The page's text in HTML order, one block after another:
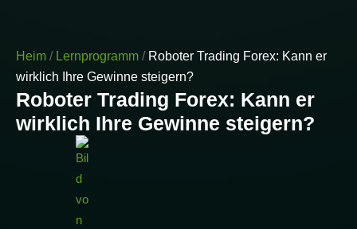
Heim / Lernprogramm /Roboter Trading Forex: Kann er
wirklich Ihre Gewinne steigern?
Roboter Trading Forex: Kann er
wirklich Ihre Gewinne steigern?